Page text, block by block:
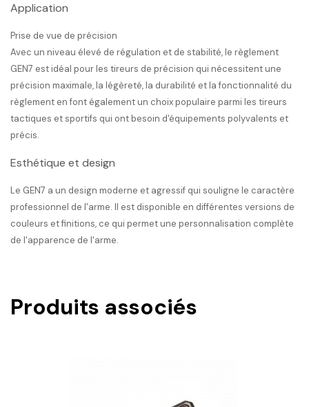
Application
Prise de vue de précision
Avec un niveau élevé de régulation et de stabilité, le règlement
GEN7 est idéal pour les tireurs de précision qui nécessitent une
précision maximale, la légèreté, la durabilité et la fonctionnalité du
règlement en font également un choix populaire parmi les tireurs
tactiques et sportifs qui ont besoin d'équipements polyvalents et
précis.
Esthétique et design
Le GEN7 a un design moderne et agressif qui souligne le caractère
professionnel de l'arme. Il est disponible en différentes versions de
couleurs et finitions, ce qui permet une personnalisation complète
de l'apparence de l'arme.
Produits associés